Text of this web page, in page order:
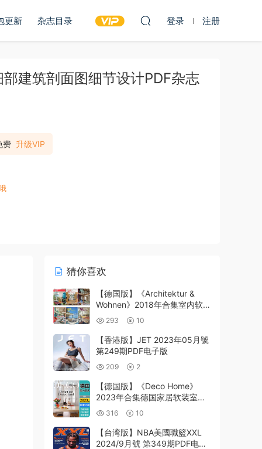
更新 杂志目录 登录 注册
建筑剖面图细节设计PDF杂志
费 升级VIP
猜你喜欢
【德国版】《Architektur &
Wohnen》2018年合集室内软装
设计装饰pdf杂志（6本）
293 10
【香港版】JET 2023年05月號
第249期PDF电子版
209 2
【德国版】《Deco Home》
2023年合集德国家居软装室内
设计家具装饰灵感装修参考pdf
杂志（年订阅）
316 10
【台湾版】NBA美國職籃XXL
2024/9月號 第349期PDF电子